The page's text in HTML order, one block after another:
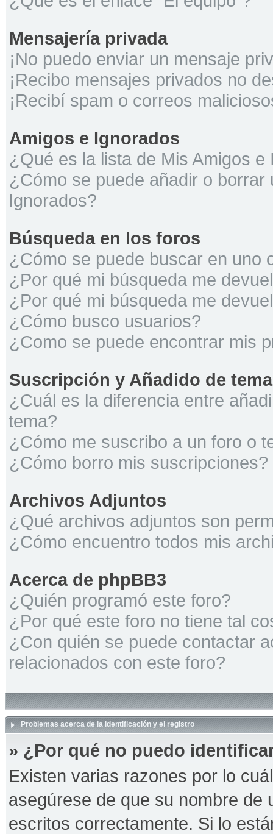
Mensajería privada
¡No puedo enviar un mensaje
¡Recibo mensajes privados no
¡Recibí spam o correos
Amigos e Ignorados
¿Qué es la lista de Mis Amigos e
¿Cómo se puede añadir o
Ignorados?
Búsqueda en los foros
¿Cómo se puede buscar en uno
¿Por qué mi búsqueda me
¿Por qué mi búsqueda me
¿Cómo busco usuarios?
¿Como se puede encontrar mis
Suscripción y Añadido de
¿Cuál es la diferencia entre
tema?
¿Cómo me suscribo a un foro o
¿Cómo borro mis suscripciones?
Archivos Adjuntos
¿Qué archivos adjuntos son
¿Cómo encuentro todos mis
Acerca de phpBB3
¿Quién programó este foro?
¿Por qué este foro no tiene tal
¿Con quién se puede contactar
relacionados con este foro?
Problemas acerca de la identificación y el registro
» ¿Por qué no puedo
Existen varias razones por lo
asegúrese de que su nombre
escritos correctamente. Si lo